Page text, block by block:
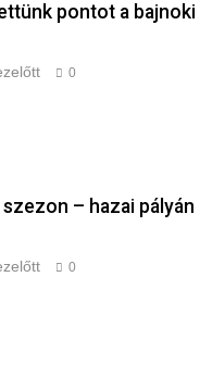
pontot a bajnoki
0
– hazai pályán
0